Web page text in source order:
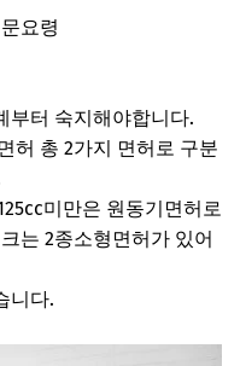
요령
부터 숙지해야합니다.
허 총 2가지 면허로 구분
미만은 원동기면허로
는 2종소형면허가 있어
니다.